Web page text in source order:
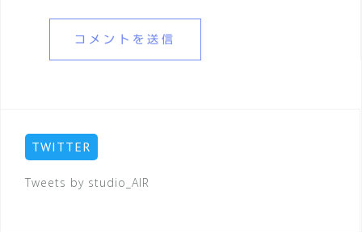
TWITTER
Tweets by studio_AIR